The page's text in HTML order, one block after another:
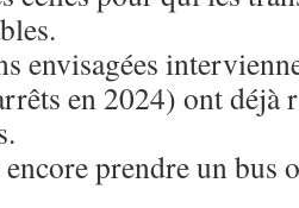
envisagées
en 2024) ont déjà
prendre un bus